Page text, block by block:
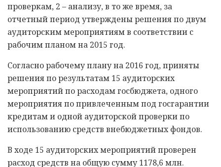
проверкам, 2 – анализу, в то же время, за
отчетный период утверждены решения по двум
аудиторским мероприятиям в соответствии с
рабочим планом на 2015 год.
Согласно рабочему плану на 2016 год, приняты
решения по результатам 15 аудиторских
мероприятий по расходам госбюджета, одного
мероприятия по привлеченным под госгарантии
кредитам и одной аудиторской проверки по
использованию средств внебюджетных фондов.
В ходе 15 аудиторских мероприятий проверен
расход средств на общую сумму 1178,6 млн.